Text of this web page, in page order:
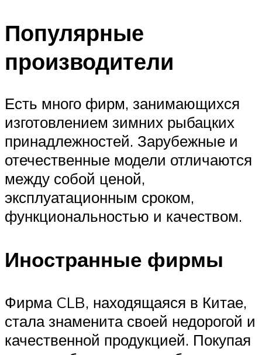
Популярные
производители
Есть много фирм, занимающихся
изготовлением зимних рыбацких
принадлежностей. Зарубежные и
отечественные модели отличаются
между собой ценой,
эксплуатационным сроком,
функциональностью и качеством.
Иностранные фирмы
Фирма CLB, находящаяся в Китае,
стала знаменита своей недорогой и
качественной продукцией. Покупая